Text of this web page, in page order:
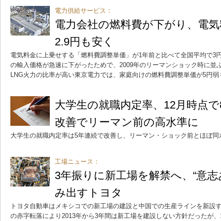
電力供給サービス：
電力会社の燃料費が下がり、電
2.9円も安く
電気料金に上乗せする「燃料費調整単価」が1年前と比べて全国平均で3
の輸入価格が急速に下がったためで、2009年のリーマンショック時に並
LNG火力の比率が高い東京電力では、家庭向けの燃料費調整単価が5円
大学生の就職内定率、12月時点
改善でリーマン前の高水準に
大学生の就職内定率は5年連続で改善し、リーマン・ショック前とほぼ
工場ニュース：
3年振りに新工場を解禁へ、“意
み出すトヨタ
トヨタ自動車はメキシコでの新工場の建設と中国での生産ラインを新設
の赤字転落により2013年から3年間は新工場を建設しない方針だったが